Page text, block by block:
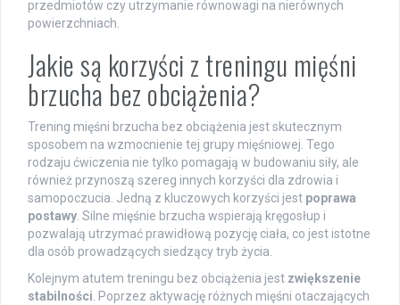
przedmiotów czy utrzymanie równowagi na nierównych
powierzchniach.
Jakie są korzyści z treningu mięśni
brzucha bez obciążenia?
Trening mięśni brzucha bez obciążenia jest skutecznym
sposobem na wzmocnienie tej grupy mięśniowej. Tego
rodzaju ćwiczenia nie tylko pomagają w budowaniu siły, ale
również przynoszą szereg innych korzyści dla zdrowia i
samopoczucia. Jedną z kluczowych korzyści jest poprawa
postawy . Silne mięśnie brzucha wspierają kręgosłup i
pozwalają utrzymać prawidłową pozycję ciała, co jest istotne
dla osób prowadzących siedzący tryb życia.
Kolejnym atutem treningu bez obciążenia jest zwiększenie
stabilności . Poprzez aktywację różnych mięśni otaczających